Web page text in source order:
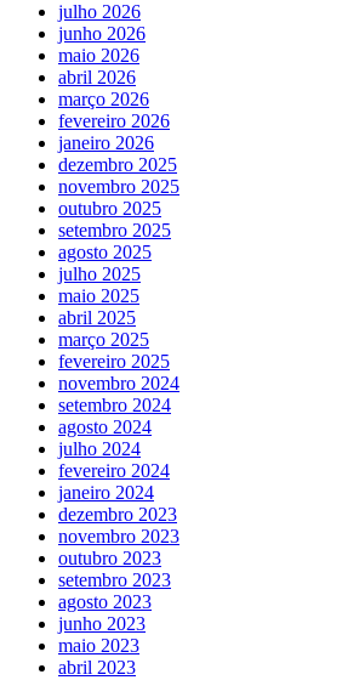
julho 2026
junho 2026
maio 2026
abril 2026
março 2026
fevereiro 2026
janeiro 2026
dezembro 2025
novembro 2025
outubro 2025
setembro 2025
agosto 2025
julho 2025
maio 2025
abril 2025
março 2025
fevereiro 2025
novembro 2024
setembro 2024
agosto 2024
julho 2024
fevereiro 2024
janeiro 2024
dezembro 2023
novembro 2023
outubro 2023
setembro 2023
agosto 2023
junho 2023
maio 2023
abril 2023